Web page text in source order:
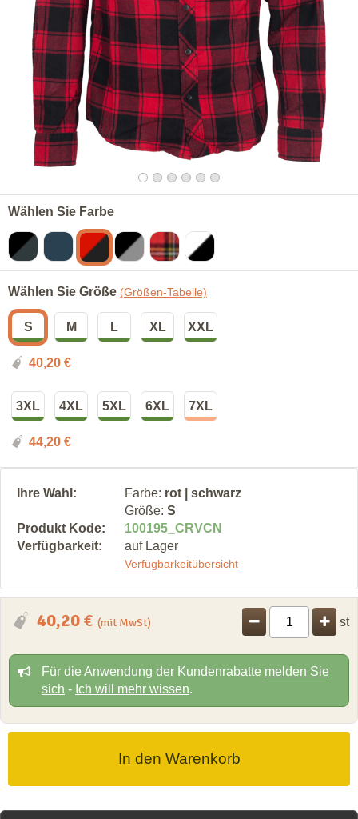
Wählen Sie Farbe
Wählen Sie Größe (Größen-Tabelle)
S M L XL XXL
40,20 €
3XL 4XL 5XL 6XL 7XL
44,20 €
Ihre Wahl: Farbe: rot | schwarz
Größe: S
Produkt Kode:
100195 CRVCN
Verfügbarkeit:
auf Lager
Verfügbarkeitübersicht
40,20€ (mit MwSt) st
Für die Anwendung der Kundenrabatte melden Sie
sich - Ich will mehr wissen.